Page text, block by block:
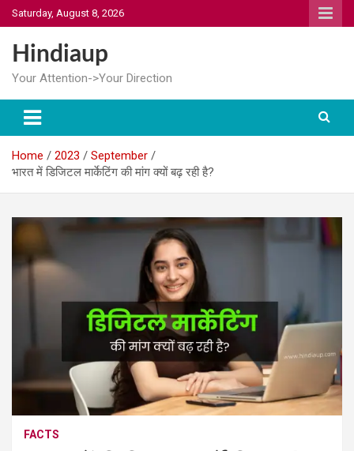
Skip
to
content
Saturday, August 8, 2026
Hindiaup
Your Attention->Your Direction
Home 2023
September
भारत में डिजिटल मार्केटिंग की मांग क्यों बढ़ रही है?
FACTS